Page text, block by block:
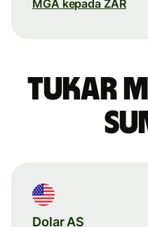
MGA kepada ZAR
Tukar
Dolar AS